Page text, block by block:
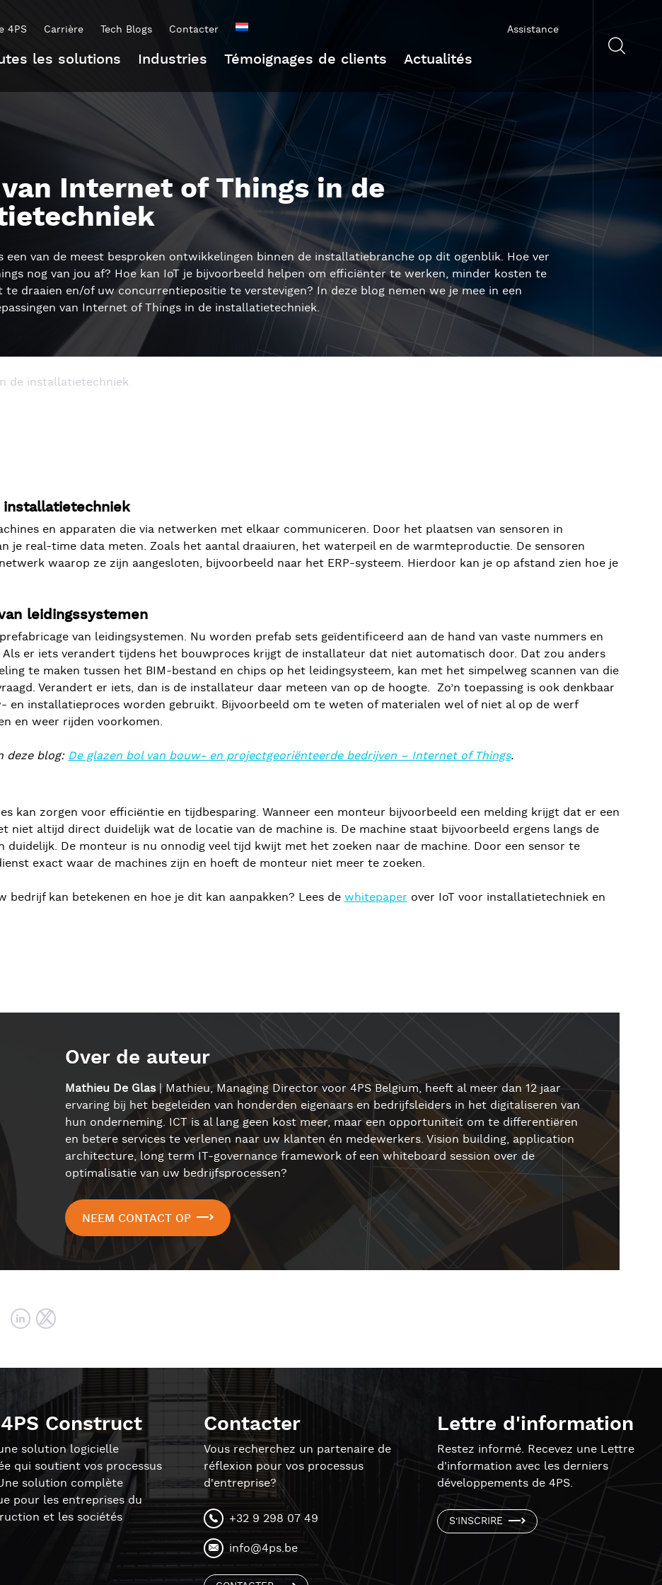
4PS Carrière Tech Blogs Contacter
les solutions Industries Témoignages de clients Actualités
Assistance
Internet of Things in de
een van de meest besproken ontwikkelingen binnen de installatiebranche op dit ogenblik. Hoe ver
nog van jou af? Hoe kan IoT je bijvoorbeeld helpen om efficiënter te werken, minder kosten te
te draaien en/of uw concurrentiepositie te verstevigen? In deze blog nemen we je mee in een
van Internet of Things in de installatietechniek.
de installatietechniek
en apparaten die via netwerken met elkaar communiceren. Door het plaatsen van sensoren in
je real-time data meten. Zoals het aantal draaiuren, het waterpeil en de warmteproductie. De sensoren
waarop ze zijn aangesloten, bijvoorbeeld naar het ERP-systeem. Hierdoor kan je op afstand zien hoe je
leidingssystemen
van leidingsystemen. Nu worden prefab sets geïdentificeerd aan de hand van vaste nummers en
er iets verandert tijdens het bouwproces krijgt de installateur dat niet automatisch door. Dat zou anders
te maken tussen het BIM-bestand en chips op het leidingsysteem, kan met het simpelweg scannen van die
Verandert er iets, dan is de installateur daar meteen van op de hoogte. Zo’n toepassing is ook denkbaar
en installatieproces worden gebruikt. Bijvoorbeeld om te weten of materialen wel of niet al op de werf
en weer rijden voorkomen.
deze blog: De glazen bol van bouw- en projectgeoriënteerde bedrijven – Internet of Things.
kan zorgen voor efficiëntie en tijdbesparing. Wanneer een monteur bijvoorbeeld een melding krijgt dat er een
niet altijd direct duidelijk wat de locatie van de machine is. De machine staat bijvoorbeeld ergens langs de
duidelijk. De monteur is nu onnodig veel tijd kwijt met het zoeken naar de machine. Door een sensor te
exact waar de machines zijn en hoeft de monteur niet meer te zoeken.
kan betekenen en hoe je dit kan aanpakken? Lees de whitepaper over IoT voor installatietechniek en
Over de auteur
Mathieu De Glas| Mathieu, Managing Director voor 4PS Belgium, heeft al meer dan 12 jaar
ervaring bij het begeleiden van honderden eigenaars en bedrijfsleiders in het digitaliseren van
hun onderneming. ICT is al lang geen kost meer, maar een opportuniteit om te differentiëren
en betere services te verlenen naar uw klanten én medewerkers. Vision building, application
architecture, long term IT-governance framework of een whiteboard session over de
optimalisatie van uw bedrijfsprocessen?
NEEM CONTACT OP
Construct
solution logicielle
qui soutient vos processus
solution complète
pour les entreprises du
et les sociétés
Contacter
Vous recherchez un partenaire de
réflexion pour vos processus
d'entreprise?
+32 9 298 07 49
info@4ps.be
Lettre d'information
Restez informé. Recevez une Lettre
d'information avec les derniers
développements de 4PS.
S'INSCRIRE